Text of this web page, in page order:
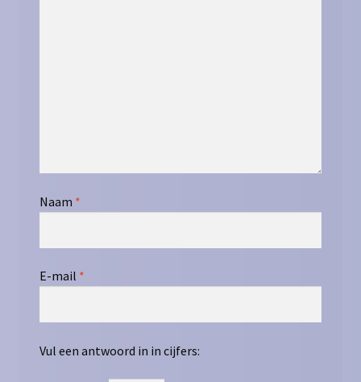
Naam *
E-mail *
Vul een antwoord in in cijfers: